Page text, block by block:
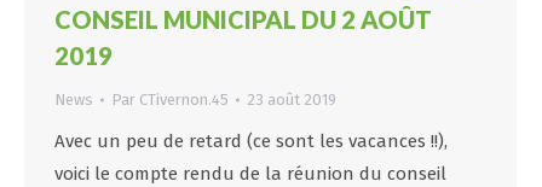
CONSEIL MUNICIPAL DU 2 AOÛT
2019
News Par CTivernon.45 23 août 2019
Avec un peu de retard (ce sont les vacances !!),
voici le compte rendu de la réunion du conseil